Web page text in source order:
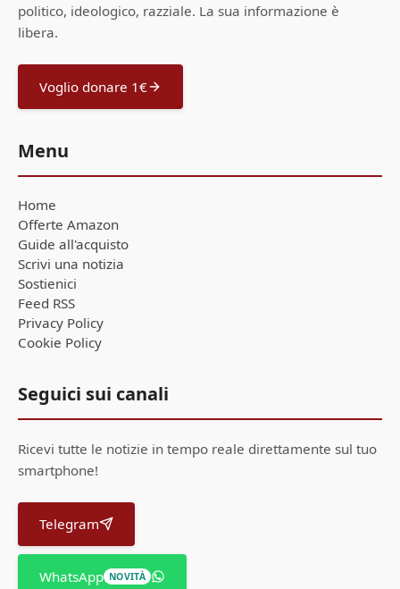
politico, ideologico, razziale. La sua informazione è
libera.
Voglio donare 1€
Menu
Home
Offerte Amazon
Guide all'acquisto
Scrivi una notizia
Sostienici
Feed RSS
Privacy Policy
Cookie Policy
Seguici sui canali
Ricevi tutte le notizie in tempo reale direttamente sul tuo
smartphone!
Telegram
WhatsApp NOVITÀ